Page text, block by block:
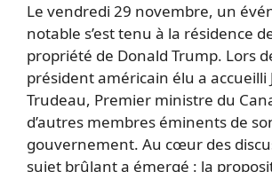
Le vendredi 29 novembre, un
notable s’est tenu à la résidence
propriété de Donald Trump. Lors
président américain élu a accueilli
Trudeau, Premier ministre du
d’autres membres éminents de
gouvernement. Au cœur des
sujet brûlant a émergé : la